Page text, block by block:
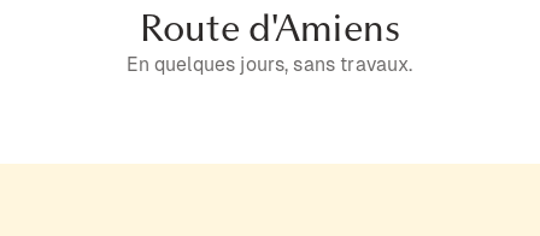
Route d'Amiens
En quelques jours, sans travaux.